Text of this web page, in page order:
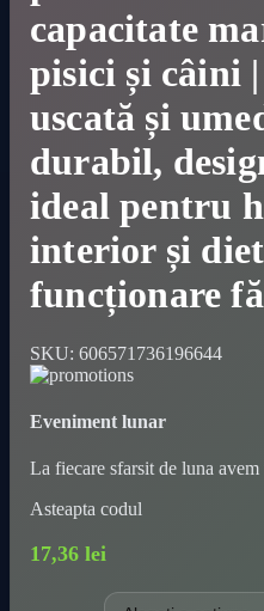
capacitate
pisici și câini
uscată și
durabil,
ideal pentru
interior și
funcționare
SKU: 606571736196644
Eveniment lunar
La fiecare sfarsit de luna
Asteapta codul
17,36 lei